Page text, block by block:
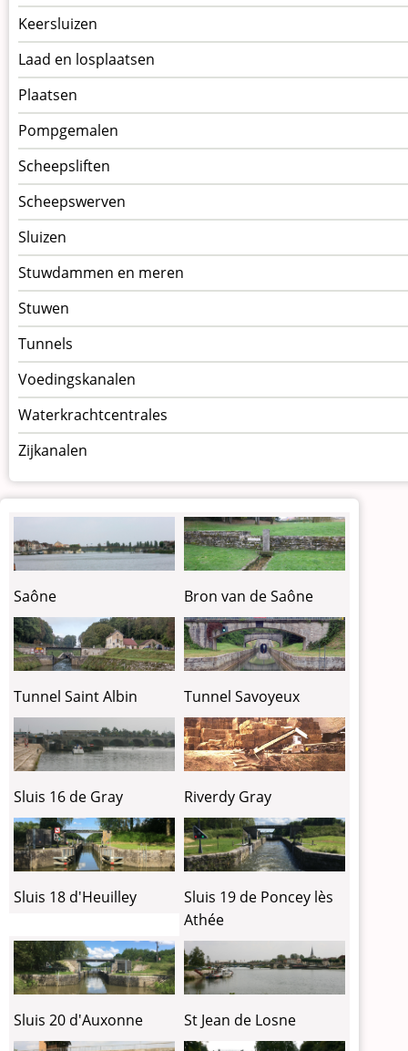
Keersluizen
Laad en losplaatsen
Plaatsen
Pompgemalen
Scheepsliften
Scheepswerven
Sluizen
Stuwdammen en meren
Stuwen
Tunnels
Voedingskanalen
Waterkrachtcentrales
Zijkanalen
Saône Bron van de Saône
Tunnel Saint Albin Tunnel Savoyeux
Sluis 16 de Gray Riverdy Gray
Sluis 18 d'Heuilley
Sluis 19 de Poncey lès
Athée
Sluis 20 d'Auxonne St Jean de Losne